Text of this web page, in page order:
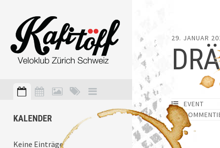
KALENDER
Keine Einträge
29. JANUAR
EVENT